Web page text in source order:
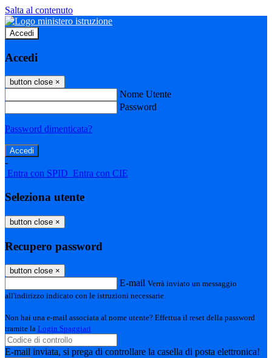
Salta al contenuto
Accedi
Accedi
button close ×
Nome Utente
Password
Password dimenticata?
-
Entra con SPID Entra con CIE
Seleziona utente
button close ×
Recupero password
button close ×
E-mail Verrà inviato un messaggio
all'indirizzo indicato con le istruzioni necessarie.
Non hai una e-mail associata al nome utente? Effettua il reset della password
tramite la Login Spaggiari
E-mail inviata, si prega di controllare la casella di posta elettronica!